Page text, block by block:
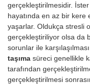
gerçekleştirilmesidir.
hayatında en az bir kere
yaşarlar. Oldukça stresli
gerçekleştiriliyor olsa da
sorunlar ile
taşıma süreci genellikle
tarafından
gerçekleştirilmesi